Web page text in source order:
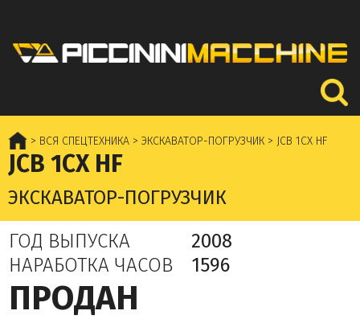
> ВСЯ СПЕЦТЕХНИКА > ЭКСКАВАТОР-ПОГРУЗЧИК > JCB 1CX HF
JCB 1CX HF
ЭКСКАВАТОР-ПОГРУЗЧИК
ГОД ВЫПУСКА
2008
НАРАБОТКА ЧАСОВ
1596
ПРОДАН